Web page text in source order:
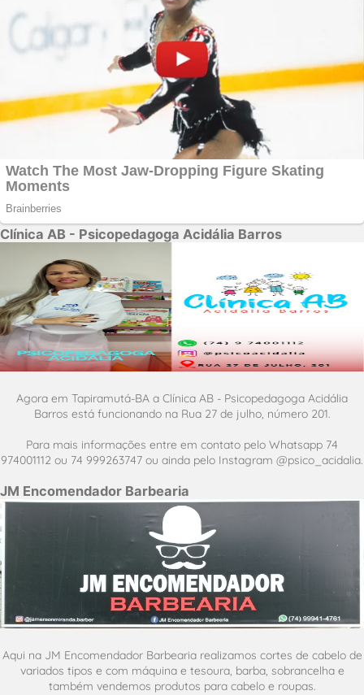
Clínica AB - Psicopedagoga Acidália Barros
Agora em Tapiramutá-BA a Clínica AB - Psicopedagoga Acidália
Barros está funcionando na Rua 27 de julho, número 201.
Para mais informações entre em contato pelo Whatsapp 74
974001112 ou 74 999263747 ou ainda pelo Instagram @psico_acidalia.
JM Encomendador Barbearia
Aqui na JM Encomendador Barbearia realizamos cortes de cabelo de
variados tipos e com máquina e tesoura, barba, sobrancelha e
também vendemos produtos para cabelo e roupas.